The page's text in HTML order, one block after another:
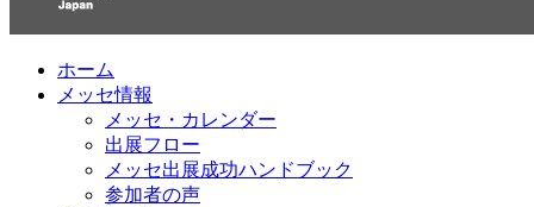
ホーム
メッセ情報
メッセ・カレンダー
出展フロー
メッセ出展成功ハンドブック
参加者の声